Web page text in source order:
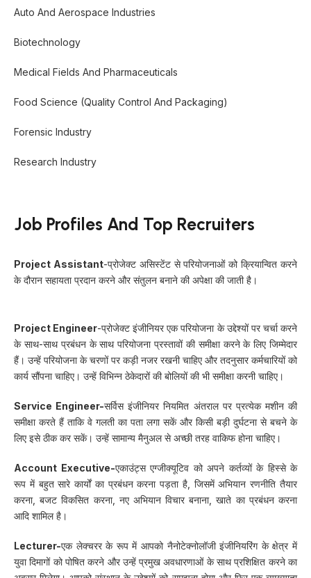
Auto And Aerospace Industries
Biotechnology
Medical Fields And Pharmaceuticals
Food Science (quality Control And Packaging)
Forensic Industry
Research Industry
Job Profiles And Top Recruiters
Project Assistant-प्रोजेक्ट असिस्टेंट से परियोजनाओं को क्रियान्वित करने
के दौरान सहायता प्रदान करने और संतुलन बनाने की अपेक्षा की जाती है।
Project Engineer-प्रोजेक्ट इंजीनियर एक परियोजना के उद्देश्यों पर चर्चा करने
के साथ-साथ प्रबंधन के साथ परियोजना प्रस्तावों की समीक्षा करने के लिए जिम्मेदार
हैं। उन्हें परियोजना के चरणों पर कड़ी नजर रखनी चाहिए और तदनुसार कर्मचारियों को
कार्य सौंपना चाहिए। उन्हें विभिन्न ठेकेदारों की बोलियों की भी समीक्षा करनी चाहिए।
Service Engineer-सर्विस इंजीनियर नियमित अंतराल पर प्रत्येक मशीन की
समीक्षा करते हैं ताकि वे गलती का पता लगा सकें और किसी बड़ी दुर्घटना से बचने के
लिए इसे ठीक कर सकें। उन्हें सामान्य मैनुअल से अच्छी तरह वाकिफ होना चाहिए।
Account Executive-एकाउंट्स एग्जीक्यूटिव को अपने कर्तव्यों के हिस्से के
रूप में बहुत सारे कार्यों का प्रबंधन करना पड़ता है, जिसमें अभियान रणनीति तैयार
करना, बजट विकसित करना, नए अभियान विचार बनाना, खाते का प्रबंधन करना
आदि शामिल है।
Lecturer-एक लेक्चरर के रूप में आपको नैनोटेक्नोलॉजी इंजीनियरिंग के क्षेत्र में
युवा दिमागों को पोषित करने और उन्हें प्रमुख अवधारणाओं के साथ प्रशिक्षित करने का